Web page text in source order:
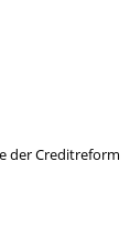
der Creditreform